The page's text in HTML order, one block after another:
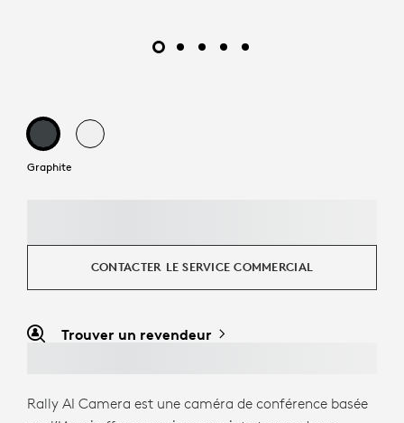
Graphite
CONTACTER LE SERVICE COMMERCIAL
Trouver un revendeur
Rally AI Camera est une caméra de conférence basée